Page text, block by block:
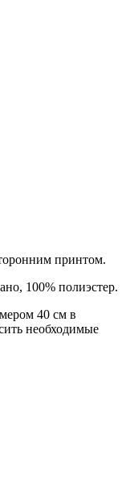
принтом.
100% полиэстер.
40 см в
необходимые